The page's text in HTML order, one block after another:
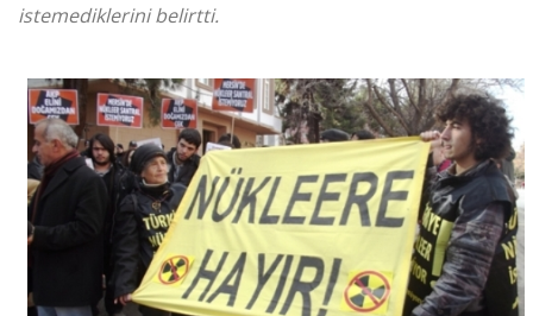
istemediklerini belirtti.